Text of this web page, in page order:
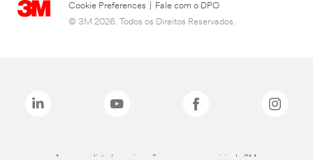
Cookie Preferences
Fale com o DPO
© 3M 2026. Todos os Direitos Reservados.